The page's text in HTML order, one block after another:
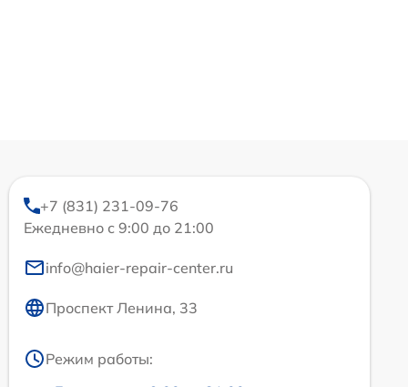
+7 (831) 231-09-76
Ежедневно с 9:00 до 21:00
info@haier-repair-center.ru
Проспект Ленина, 33
Режим работы: